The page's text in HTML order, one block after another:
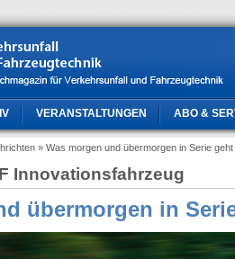
VERANSTALTUNGEN ABO &
» Was morgen und übermorgen in Serie geht
Innovationsfahrzeug
übermorgen in